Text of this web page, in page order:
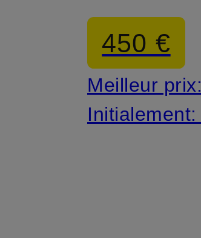
450 €
Meilleur prix:
Initialement: